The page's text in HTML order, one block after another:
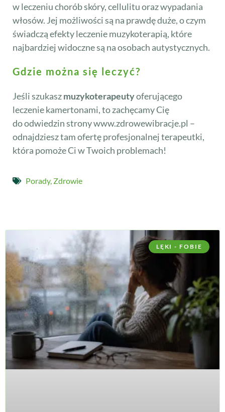
w leczeniu chorób skóry, cellulitu oraz wypadania
włosów. Jej możliwości są na prawdę duże, o czym
świadczą efekty leczenie muzykoterapią, które
najbardziej widoczne są na osobach autystycznych.
Gdzie można się leczyć?
Jeśli szukaszmuzykoterapeutyoferującego
leczenie kamertonami, to zachęcamy Cię
do odwiedzin strony www.zdrowewibracje.pl –
odnajdziesz tam ofertę profesjonalnej terapeutki,
która pomoże Ci w Twoich problemach!
Porady, Zdrowie
LĘKI - FOBIE